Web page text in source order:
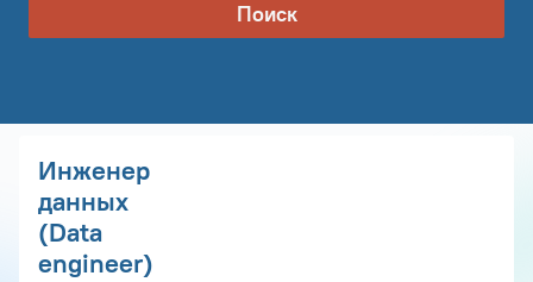
Поиск
Инженер
данных
(Data
engineer)